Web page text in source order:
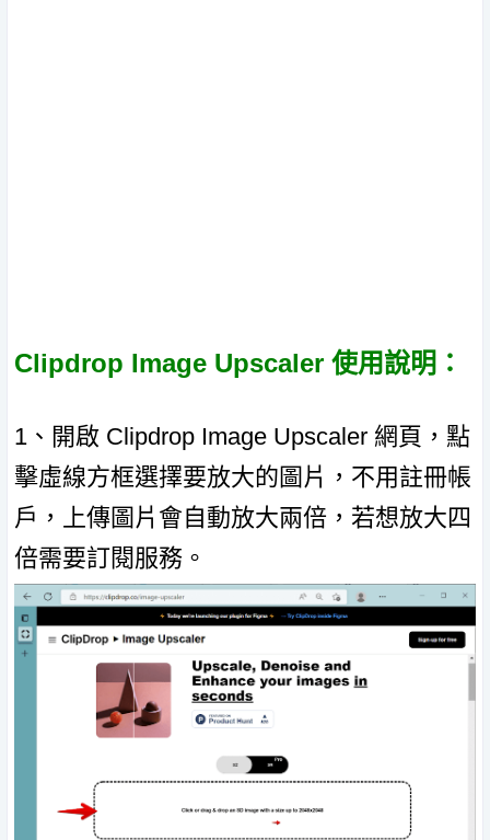
Clipdrop Image Upscaler 使用說明：
1、開啟 Clipdrop Image Upscaler 網頁，點
擊虛線方框選擇要放大的圖片，不用註冊帳
戶，上傳圖片會自動放大兩倍，若想放大四
倍需要訂閱服務。